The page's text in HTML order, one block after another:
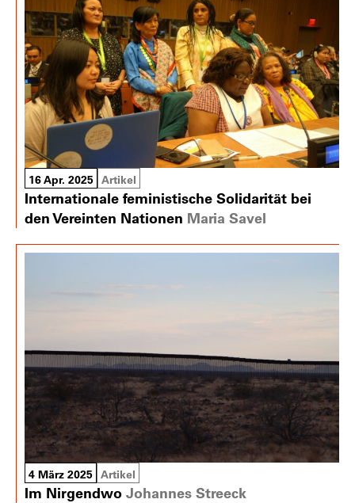
16 Apr. 2025 Artikel
Internationale feministische Solidarität bei
den Vereinten Nationen Maria Savel
4 März 2025 Artikel
Im Nirgendwo Johannes Streeck